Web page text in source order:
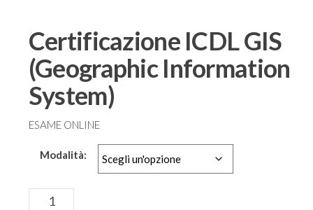
€99.00
a
€259.00
Certificazione ICDL GIS
(Geographic Information
System)
ESAME ONLINE
Modalità:
Certificazione